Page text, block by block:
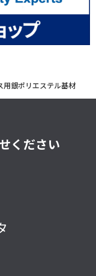
銀ポリエステル基材
ください